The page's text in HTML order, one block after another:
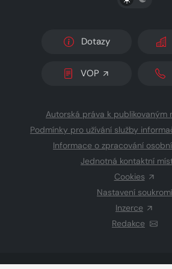
Dotazy
VOP
Autorská práva k publikovaným
Podmínky pro užívání služby
Informace o zpracování
Jednotná kontaktní
Cookies
Nastavení soukromí
Inzerce
Redakce